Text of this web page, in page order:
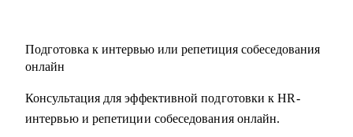
Подготовка к интервью или репетиция собеседования
онлайн
Консультация для эффективной подготовки к HR-
интервью и репетиции собеседования онлайн.